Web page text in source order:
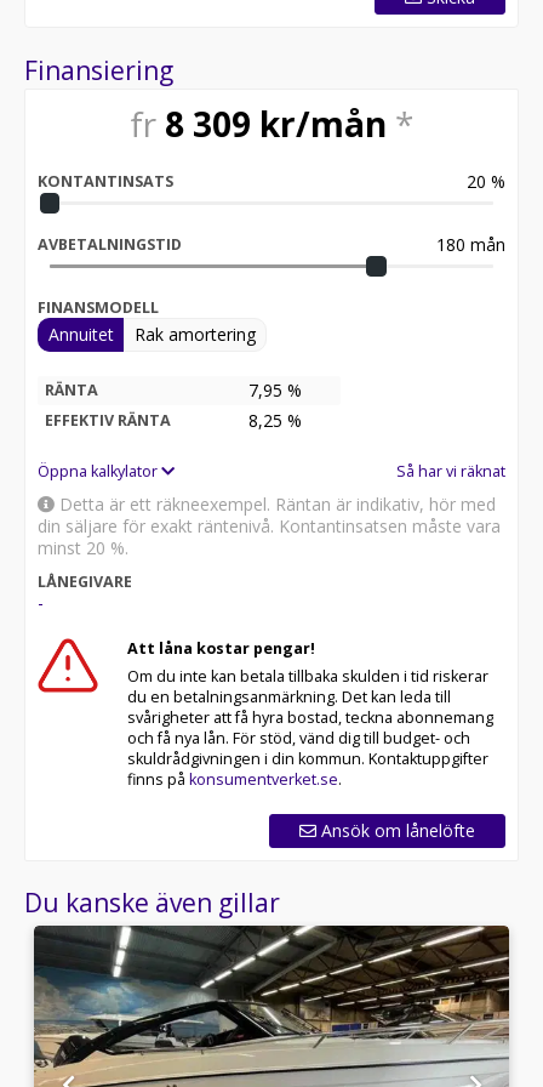
även med Suzuki 300 APX för 1 125 149 Informationen
reserverar oss för felaktigheter och båten säljes med
utrustning monterad ombord. Mejla eller ring för mer
information! OBS bilder kan vara arkivbilder
Välkommen in till oss på Marinbutiken i Åkersberga!
Finansiering
fr 8 309 kr/mån *
KONTANTINSATS 20 %
AVBETALNINGSTID 180 mån
FINANSMODELL
Annuitet Rak amortering
RÄNTA 7,95 %
EFFEKTIV RÄNTA 8,25 %
Öppna kalkylator Så har vi räknat
Detta är ett räkneexempel. Räntan är indikativ, hör med
din säljare för exakt räntenivå. Kontantinsatsen måste vara
minst 20 %.
LÅNEGIVARE
-
Att låna kostar pengar!
Om du inte kan betala tillbaka skulden i tid riskerar
du en betalningsanmärkning. Det kan leda till
svårigheter att få hyra bostad, teckna abonnemang
och få nya lån. För stöd, vänd dig till budget- och
skuldrådgivningen i din kommun. Kontaktuppgifter
finns på konsumentverket.se.
Ansök om lånelöfte
Du kanske även gillar